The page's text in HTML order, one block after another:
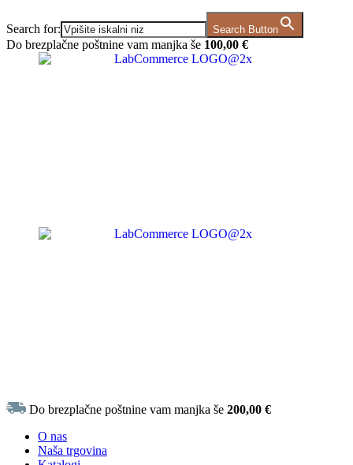
Search for: Search Button
Do brezplačne poštnine vam manjka še 100,00 €
Do brezplačne poštnine vam manjka še200,00€
O nas
Naša trgovina